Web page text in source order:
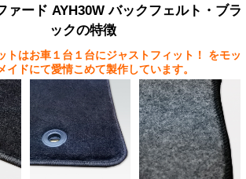
ァード AYH30W バックフェルト・ブラ
ックの特徴
トはお車１台１台にジャストフィット！
をモッ
イドにて愛情こめて製作しています。